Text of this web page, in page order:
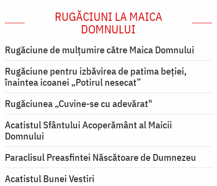
RUGĂCIUNI LA MAICA
DOMNULUI
Rugăciune de mulţumire către Maica Domnului
Rugăciune pentru izbăvirea de patima beției,
înaintea icoanei „Potirul nesecat”
Rugăciunea „Cuvine-se cu adevărat"
Acatistul Sfântului Acoperământ al Maicii
Domnului
Paraclisul Preasfintei Născătoare de Dumnezeu
Acatistul Bunei Vestiri